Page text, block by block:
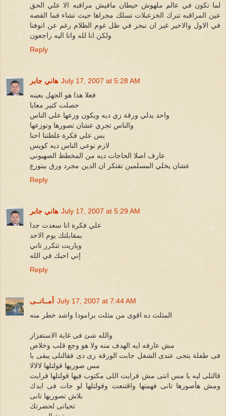
لما تكون في عالم ملهوش حيطان مافيش مراقبه الا علي الحق
عين المراقبه تترك الخزعبلات تسلك مجراها حيث تشاء فما القصه
في الاول والاخير غير ان نبحر في ظل غوم الظلام رغم عن انوفنا
ولكن انا لله وانا اليه راجعون
Reply
هاني جابر July 17, 2007 at 5:28 AM
فعلا هذا هو الجهل بعينه
حصلت كتير معايا
واحد يدلي ورقة زي ديه ويكون وزعها علي الناس
والناس تجري عشان تصورها وتوزعها
بس علي فكرة غلطتنا احنا
لازم نوعي الناس ديه كويس
عارف اصلا الحاجات ديه من المخطط الصهيوني
عشان يخلي المسلمين تفتكر ان الدين مجرد ورق بيتوزع
Reply
هاني جابر July 17, 2007 at 5:29 AM
علي فكرة انا سعدت جدا
بمقابلتك يوم الاحد
وياريت تتكرر تاني
إني احبك في الله
Reply
أمــانــى
July 17, 2007 at 7:44 AM
المثلث ده اقوى من مثلث برامودا واشد خطر منه
والله شئ فى غاية الاستفزاز
مش عارفه ايه الهدف منه ولا هو وجع قلب وخلاص
فى طفلة بتجى عندى الشغل جابت الورقة زى دى فقالتلى يبقى يا
مس صوريها قولتلها لالالا
قالتلى ليه يا مس انتى مش قرايت اللى مكتوب فيها قولتلها قرايت
ومش هأصورها تانى فهمتها واقتنعت وقولتلها لو جات فى ايدك
بلاش تصوريها تانى
تحياتى لحضرتك